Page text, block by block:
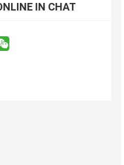
IN CHAT